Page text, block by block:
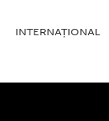
INTERNAŢIONAL